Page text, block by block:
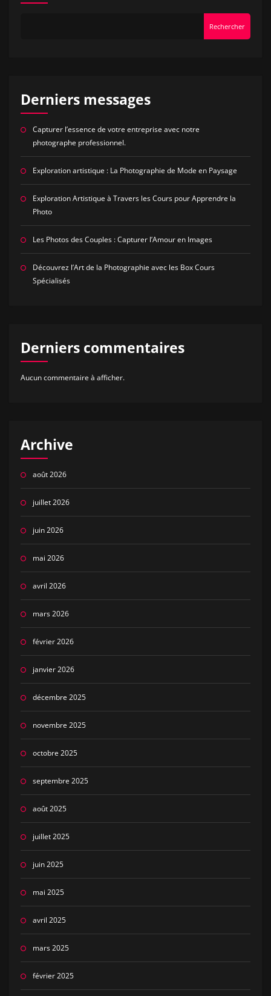
Rechercher
Derniers messages
Capturer l’essence de votre entreprise avec notre
photographe professionnel.
Exploration artistique : La Photographie de Mode en Paysage
Exploration Artistique à Travers les Cours pour Apprendre la
Photo
Les Photos des Couples : Capturer l’Amour en Images
Découvrez l’Art de la Photographie avec les Box Cours
Spécialisés
Derniers commentaires
Aucun commentaire à afficher.
Archive
août 2026
juillet 2026
juin 2026
mai 2026
avril 2026
mars 2026
février 2026
janvier 2026
décembre 2025
novembre 2025
octobre 2025
septembre 2025
août 2025
juillet 2025
juin 2025
mai 2025
avril 2025
mars 2025
février 2025